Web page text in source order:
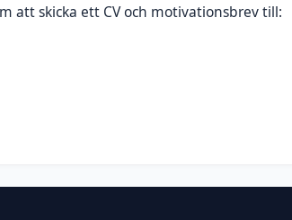
att skicka ett CV och motivationsbrev till: